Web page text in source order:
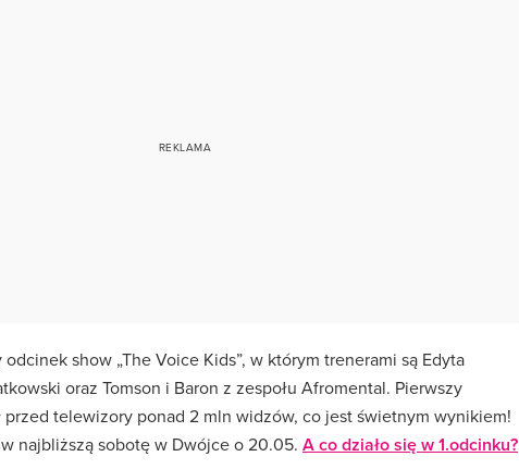
show „The Voice Kids”, w którym trenerami są Edyta
oraz Tomson i Baron z zespołu Afromental. Pierwszy
przed telewizory ponad 2 mln widzów, co jest świetnym wynikiem!
najbliższą sobotę w Dwójce o 20.05. A co działo się w 1.odcinku?